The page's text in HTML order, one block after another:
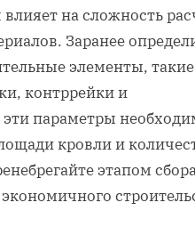
на сложность
Заранее
элементы,
контррейки и
параметры
кровли и
этапом